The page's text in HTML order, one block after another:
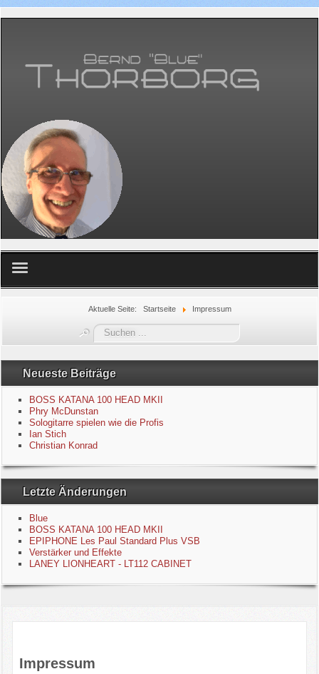
Equipment
GuitarBlog
Kontakt
Impressum
Datenschutzerklärung
Links
Aktuelle Seite: Startseite Impressum
Suchen
...
Neueste Beiträge
BOSS KATANA 100 HEAD MKII
Phry McDunstan
Sologitarre spielen wie die Profis
Ian Stich
Christian Konrad
Letzte Änderungen
Blue
BOSS KATANA 100 HEAD MKII
EPIPHONE Les Paul Standard Plus VSB
Verstärker und Effekte
LANEY LIONHEART - LT112 CABINET
Impressum